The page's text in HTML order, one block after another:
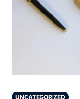
UNCATEGORIZED